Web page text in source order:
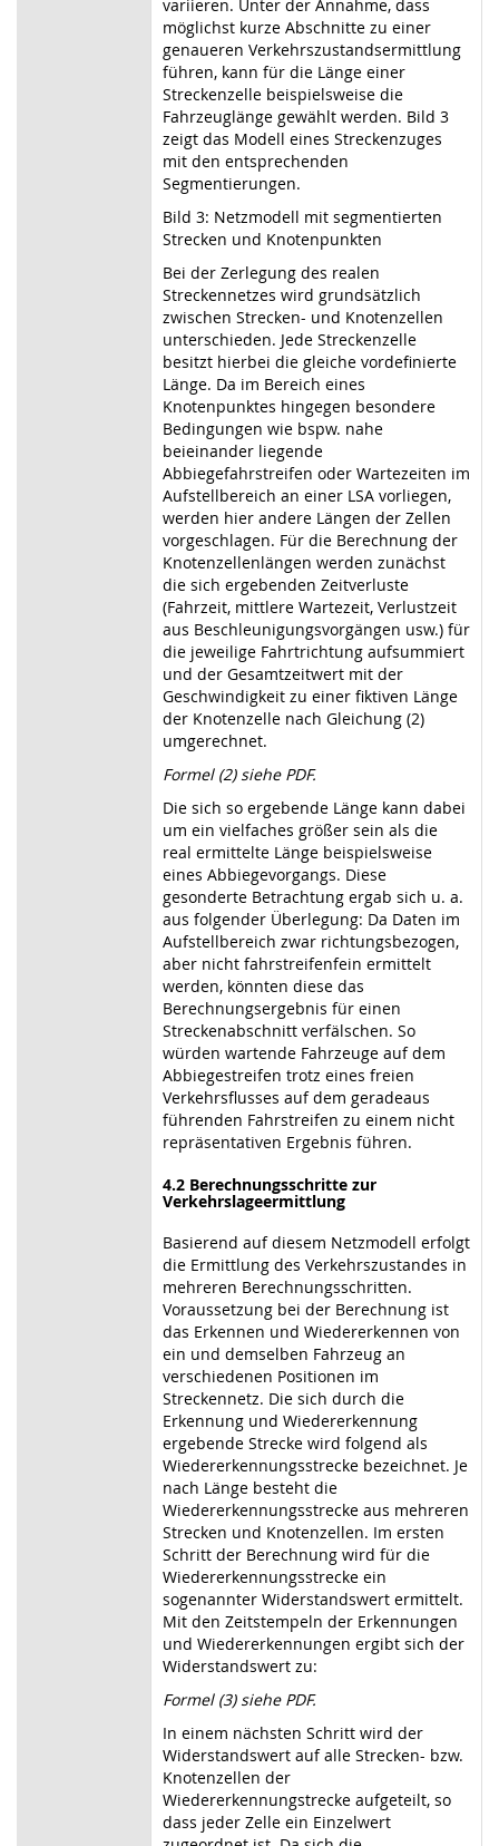
variieren. Unter der Annahme, dass
möglichst kurze Abschnitte zu einer
genaueren Verkehrszustandsermittlung
führen, kann für die Länge einer
Streckenzelle beispielsweise die
Fahrzeuglänge gewählt werden. Bild 3
zeigt das Modell eines Streckenzuges
mit den entsprechenden
Segmentierungen.
Bild 3: Netzmodell mit segmentierten
Strecken und Knotenpunkten
Bei der Zerlegung des realen
Streckennetzes wird grundsätzlich
zwischen Strecken- und Knotenzellen
unterschieden. Jede Streckenzelle
besitzt hierbei die gleiche vordefinierte
Länge. Da im Bereich eines
Knotenpunktes hingegen besondere
Bedingungen wie bspw. nahe
beieinander liegende
Abbiegefahrstreifen oder Wartezeiten im
Aufstellbereich an einer LSA vorliegen,
werden hier andere Längen der Zellen
vorgeschlagen. Für die Berechnung der
Knotenzellenlängen werden zunächst
die sich ergebenden Zeitverluste
(Fahrzeit, mittlere Wartezeit, Verlustzeit
aus Beschleunigungsvorgängen usw.) für
die jeweilige Fahrtrichtung aufsummiert
und der Gesamtzeitwert mit der
Geschwindigkeit zu einer fiktiven Länge
der Knotenzelle nach Gleichung (2)
umgerechnet.
Formel (2) siehe PDF.
Die sich so ergebende Länge kann dabei
um ein vielfaches größer sein als die
real ermittelte Länge beispielsweise
eines Abbiegevorgangs. Diese
gesonderte Betrachtung ergab sich u. a.
aus folgender Überlegung: Da Daten im
Aufstellbereich zwar richtungsbezogen,
aber nicht fahrstreifenfein ermittelt
werden, könnten diese das
Berechnungsergebnis für einen
Streckenabschnitt verfälschen. So
würden wartende Fahrzeuge auf dem
Abbiegestreifen trotz eines freien
Verkehrsflusses auf dem geradeaus
führenden Fahrstreifen zu einem nicht
repräsentativen Ergebnis führen.
4.2 Berechnungsschritte zur
Verkehrslageermittlung
Basierend auf diesem Netzmodell erfolgt
die Ermittlung des Verkehrszustandes in
mehreren Berechnungsschritten.
Voraussetzung bei der Berechnung ist
das Erkennen und Wiedererkennen von
ein und demselben Fahrzeug an
verschiedenen Positionen im
Streckennetz. Die sich durch die
Erkennung und Wiedererkennung
ergebende Strecke wird folgend als
Wiedererkennungsstrecke bezeichnet. Je
nach Länge besteht die
Wiedererkennungsstrecke aus mehreren
Strecken und Knotenzellen. Im ersten
Schritt der Berechnung wird für die
Wiedererkennungsstrecke ein
sogenannter Widerstandswert ermittelt.
Mit den Zeitstempeln der Erkennungen
und Wiedererkennungen ergibt sich der
Widerstandswert zu:
Formel (3) siehe PDF.
In einem nächsten Schritt wird der
Widerstandswert auf alle Strecken- bzw.
Knotenzellen der
Wiedererkennungstrecke aufgeteilt, so
dass jeder Zelle ein Einzelwert